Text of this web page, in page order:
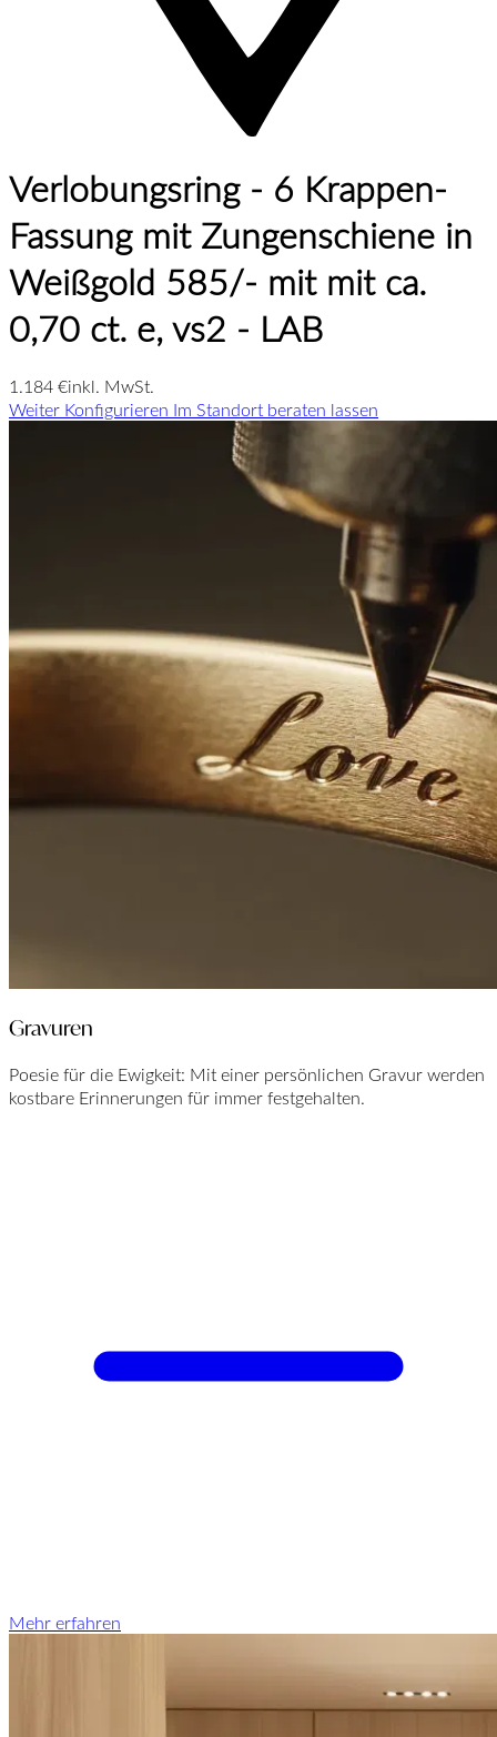
Verlobungsring - 6 Krappen-
Fassung mit Zungenschiene in
Weißgold 585/- mit mit ca.
0,70 ct. e, vs2 - LAB
1.184 €inkl. MwSt.
Weiter Konfigurieren Im Standort beraten lassen
Gravuren
Poesie für die Ewigkeit: Mit einer persönlichen Gravur werden
kostbare Erinnerungen für immer festgehalten.
Mehr erfahren